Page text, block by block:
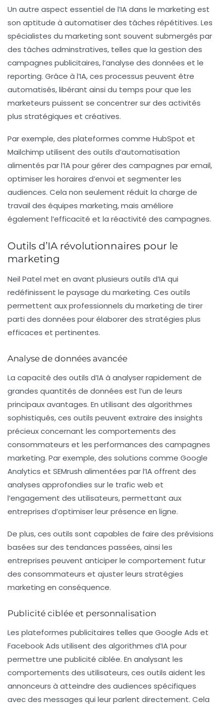
Un autre aspect essentiel de l’IA dans le marketing est
son aptitude à automatiser des tâches répétitives. Les
spécialistes du marketing sont souvent submergés par
des tâches adminstratives, telles que la gestion des
campagnes publicitaires, l’analyse des données et le
reporting. Grâce à l’IA, ces processus peuvent être
automatisés, libérant ainsi du temps pour que les
marketeurs puissent se concentrer sur des activités
plus stratégiques et créatives.
Par exemple, des plateformes comme HubSpot et
Mailchimp utilisent des outils d’automatisation
alimentés par l’IA pour gérer des campagnes par email,
optimiser les horaires d’envoi et segmenter les
audiences. Cela non seulement réduit la charge de
travail des équipes marketing, mais améliore
également l’efficacité et la réactivité des campagnes.
Outils d’IA révolutionnaires pour le
marketing
Neil Patel met en avant plusieurs outils d’IA qui
redéfinissent le paysage du marketing. Ces outils
permettent aux professionnels du marketing de tirer
parti des données pour élaborer des stratégies plus
efficaces et pertinentes.
Analyse de données avancée
La capacité des outils d’IA à analyser rapidement de
grandes quantités de données est l’un de leurs
principaux avantages. En utilisant des algorithmes
sophistiqués, ces outils peuvent extraire des insights
précieux concernant les comportements des
consommateurs et les performances des campagnes
marketing. Par exemple, des solutions comme Google
Analytics et SEMrush alimentées par l’IA offrent des
analyses approfondies sur le trafic web et
l’engagement des utilisateurs, permettant aux
entreprises d’optimiser leur présence en ligne.
De plus, ces outils sont capables de faire des prévisions
basées sur des tendances passées, ainsi les
entreprises peuvent anticiper le comportement futur
des consommateurs et ajuster leurs stratégies
marketing en conséquence.
Publicité ciblée et personnalisation
Les plateformes publicitaires telles que Google Ads et
Facebook Ads utilisent des algorithmes d’IA pour
permettre une publicité ciblée. En analysant les
comportements des utilisateurs, ces outils aident les
annonceurs à atteindre des audiences spécifiques
avec des messages qui leur parlent directement. Cela